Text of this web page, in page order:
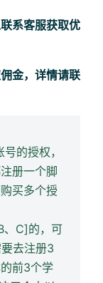
系客服获取优
金，详情请联
的授权，
册一个脚
买多个授
、C]的，可
去注册3
前3个学